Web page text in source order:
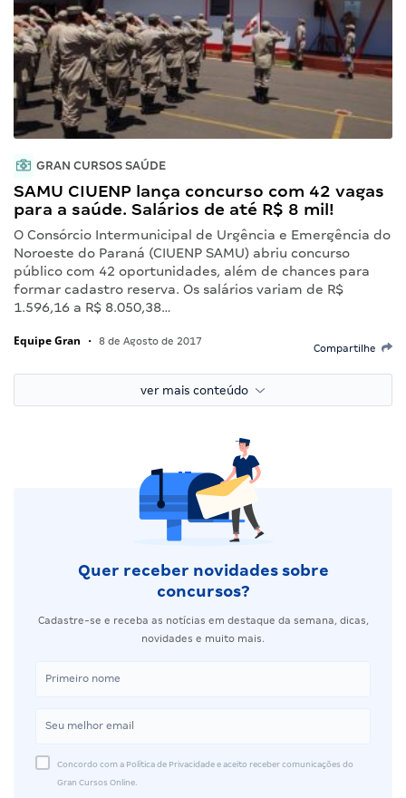
GRAN CURSOS SAÚDE
SAMU CIUENP lança concurso com 42 vagas
para a saúde. Salários de até R$ 8 mil!
O Consórcio Intermunicipal de Urgência e Emergência do
Noroeste do Paraná (CIUENP SAMU) abriu concurso
público com 42 oportunidades, além de chances para
formar cadastro reserva. Os salários variam de R$
1.596,16 a R$ 8.050,38…
Equipe Gran • 8 de Agosto de 2017
Compartilhe
ver mais conteúdo
Quer receber novidades sobre
concursos?
Cadastre-se e receba as notícias em destaque da semana, dicas,
novidades e muito mais.
Concordo com a Política de Privacidade e aceito receber comunicações do
Gran Cursos Online.